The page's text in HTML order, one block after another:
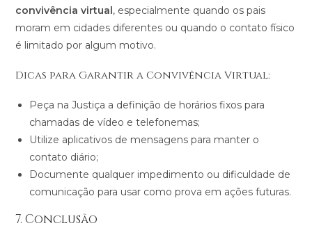
convivência virtual, especialmente quando os pais
moram em cidades diferentes ou quando o contato físico
é limitado por algum motivo.
Dicas para Garantir a Convivência Virtual:
Peça na Justiça a definição de horários fixos para
chamadas de vídeo e telefonemas;
Utilize aplicativos de mensagens para manter o
contato diário;
Documente qualquer impedimento ou dificuldade de
comunicação para usar como prova em ações futuras​.
7. Conclusão